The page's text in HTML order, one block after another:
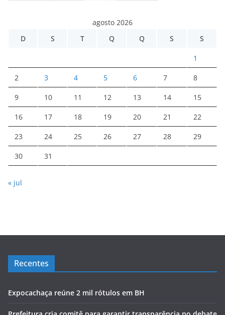
agosto 2026
D
S T Q Q S S
1
2 3 4 5 6 7 8
9 10 11 12 13 14 15
16 17 18 19 20 21 22
23 24 25 26 27 28 29
30 31
« jul
Recentes
Expocachaça reúne 2 mil rótulos em BH